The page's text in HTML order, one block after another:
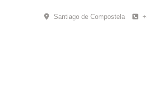
Santiago de Compostela